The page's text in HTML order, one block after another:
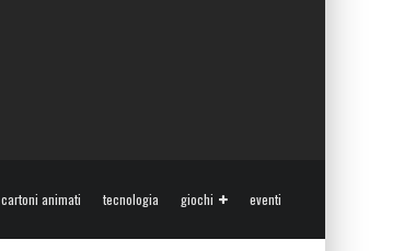
cartoni animati tecnologia giochi eventi